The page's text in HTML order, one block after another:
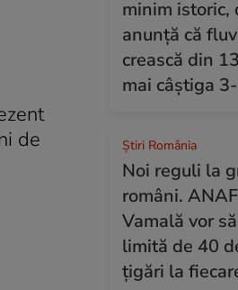
de
minim istoric,
anunță că
crească din
mai câștiga
Știri România
Noi reguli la
români.
Vamală vor
limită de 40
țigări la